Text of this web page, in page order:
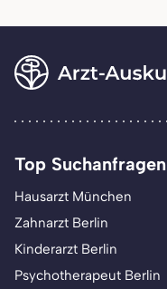
Top Suchanfragen
Hausarzt München
Zahnarzt Berlin
Kinderarzt Berlin
Psychotherapeut Berlin